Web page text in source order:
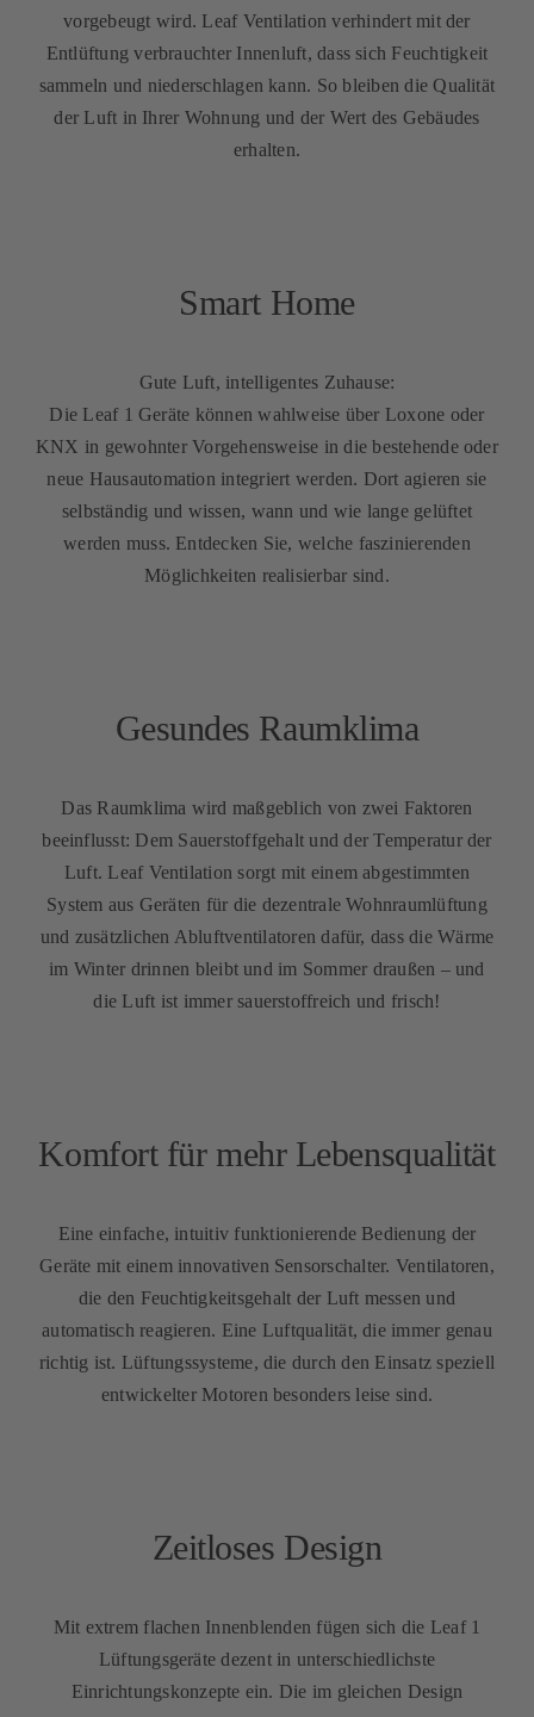
vorgebeugt wird. Leaf Ventilation verhindert mit der
Entlüftung verbrauchter Innenluft, dass sich Feuchtigkeit
sammeln und niederschlagen kann. So bleiben die Qualität
der Luft in Ihrer Wohnung und der Wert des Gebäudes
erhalten.
Smart Home
Gute Luft, intelligentes Zuhause:
Die Leaf 1 Geräte können wahlweise über Loxone oder
KNX in gewohnter Vorgehensweise in die bestehende oder
neue Hausautomation integriert werden. Dort agieren sie
selbständig und wissen, wann und wie lange gelüftet
werden muss. Entdecken Sie, welche faszinierenden
Möglichkeiten realisierbar sind.
Gesundes Raumklima
Das Raumklima wird maßgeblich von zwei Faktoren
beeinflusst: Dem Sauerstoffgehalt und der Temperatur der
Luft. Leaf Ventilation sorgt mit einem abgestimmten
System aus Geräten für die dezentrale Wohnraumlüftung
und zusätzlichen Abluftventilatoren dafür, dass die Wärme
im Winter drinnen bleibt und im Sommer draußen – und
die Luft ist immer sauerstoffreich und frisch!
Komfort für mehr Lebensqualität
Eine einfache, intuitiv funktionierende Bedienung der
Geräte mit einem innovativen Sensorschalter. Ventilatoren,
die den Feuchtigkeitsgehalt der Luft messen und
automatisch reagieren. Eine Luftqualität, die immer genau
richtig ist. Lüftungssysteme, die durch den Einsatz speziell
entwickelter Motoren besonders leise sind.
Zeitloses Design
Mit extrem flachen Innenblenden fügen sich die Leaf 1
Lüftungsgeräte dezent in unterschiedlichste
Einrichtungskonzepte ein. Die im gleichen Design